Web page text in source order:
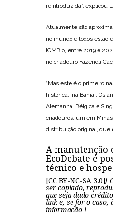
reintroduzida”, explicou
Atualmente são
no mundo e todos estão
ICMBio, entre 2019 e
no criadouro Fazenda
“Mas este é o primeiro
histórica, [na Bahia]. Os
Alemanha, Bélgica e
criadouros: um em
distribuição original, que
A manutenção
EcoDebate é
técnico e
[CC BY-NC-SA 3.0][
ser copiado,
que seja dado
link e, se for o caso,
informação ]